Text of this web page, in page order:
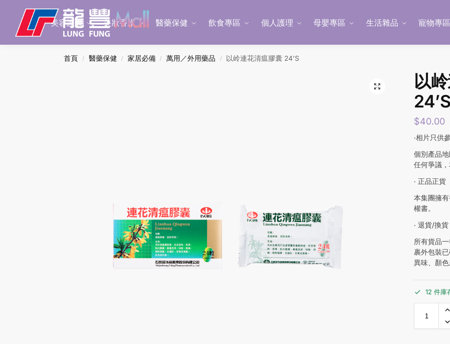
美容護膚 美妝香水 醫藥保健 飲食專區 個人護理 母嬰專區 生活雜品 寵物專
Search
首頁 / 醫藥保健 / 家居必備 / 萬用／外用藥品 / 以岭連花清瘟膠囊 24’S
以
$40.00
‧相片只供
個別產品
任何爭議
‧ 正品正貨
本集團擁
權書。
‧ 退貨/換貨
所有貨品
裹外包裝
異味、顏
12 件庫